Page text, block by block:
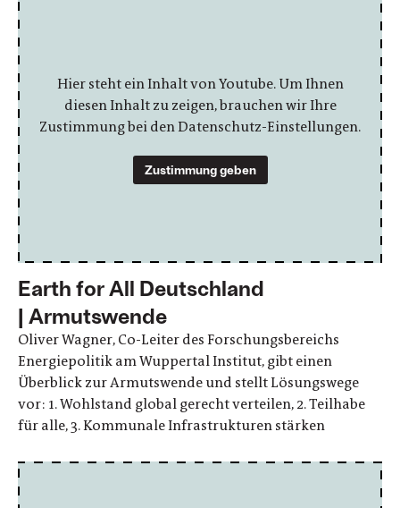
Hier steht ein Inhalt von Youtube. Um Ihnen
diesen Inhalt zu zeigen, brauchen wir Ihre
Zustimmung bei den Datenschutz-Einstellungen.
Zustimmung geben
Earth for All Deutschland
| Armutswende
Oliver Wagner, Co-Leiter des Forschungsbereichs
Energiepolitik am Wuppertal Institut, gibt einen
Überblick zur Armutswende und stellt Lösungswege
vor: 1. Wohlstand global gerecht verteilen, 2. Teilhabe
für alle, 3. Kommunale Infrastrukturen stärken